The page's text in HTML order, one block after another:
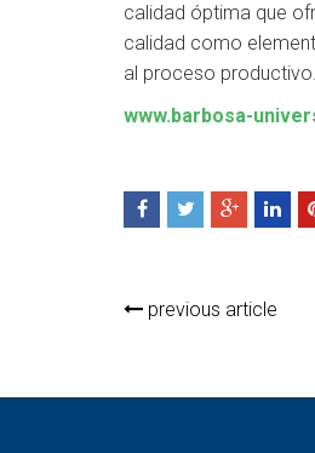
calidad óptima que
calidad como
al proceso productivo.
www.barbosa-
previous article